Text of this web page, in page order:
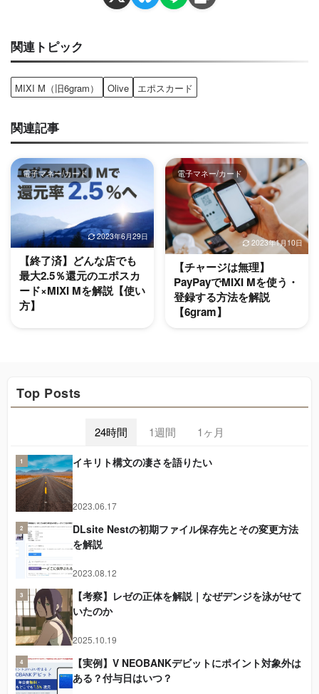
関連トピック
MIXI M（旧6gram） Olive エポスカード
関連記事
電子マネー/カード
2023年6月29日
【終了済】どんな店でも
最大2.5％還元のエポスカ
ード×MIXI Mを解説【使い
方】
電子マネー/カード
2023年1月10日
【チャージは無理】
PayPayでMIXI Mを使う・
登録する方法を解説
【6gram】
Top Posts
24時間 1週間 1ヶ月
1 イキリト構文の凄さを語りたい
2023.06.17
2
DLsite Nestの初期ファイル保存先とその変更方法
を解説
2023.08.12
3
【考察】レゼの正体を解説｜なぜデンジを泳がせて
いたのか
2025.10.19
4
【実例】V NEOBANKデビットにポイント対象外は
ある？付与日はいつ？